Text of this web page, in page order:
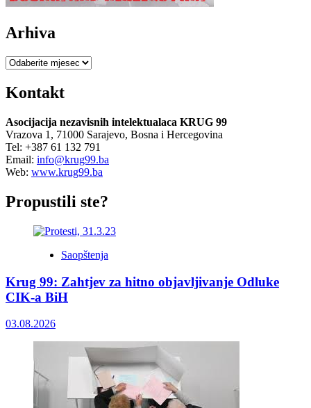
Arhiva
Arhiva
Kontakt
Asocijacija nezavisnih intelektualaca KRUG 99
Vrazova 1, 71000 Sarajevo, Bosna i Hercegovina
Tel: +387 61 132 791
Email: info@krug99.ba
Web: www.krug99.ba
Propustili ste?
Saopštenja
Krug 99: Zahtjev za hitno objavljivanje Odluke
CIK-a BiH
03.08.2026